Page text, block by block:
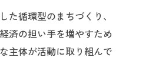
循環型のまちづくり、
済の担い手を増やすため
主体が活動に取り組んで